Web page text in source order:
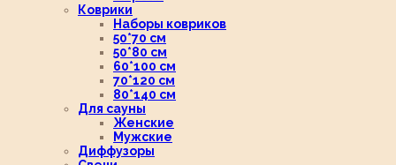
Коврики
Наборы ковриков
50*70 см
50*80 см
60*100 см
70*120 см
80*140 см
Для сауны
Женские
Мужские
Диффузоры